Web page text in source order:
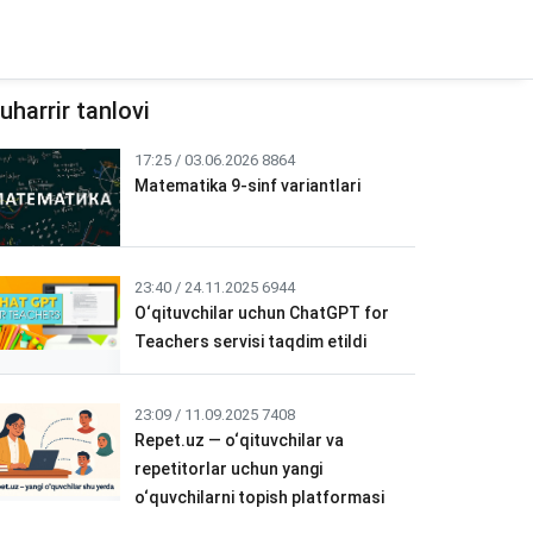
tanlovi
17:25 / 03.06.2026 8864
Matematika 9-sinf variantlari
23:40 / 24.11.2025 6944
O‘qituvchilar uchun ChatGPT for
Teachers servisi taqdim etildi
23:09 / 11.09.2025 7408
Repet.uz — o‘qituvchilar va
repetitorlar uchun yangi
o‘quvchilarni topish platformasi